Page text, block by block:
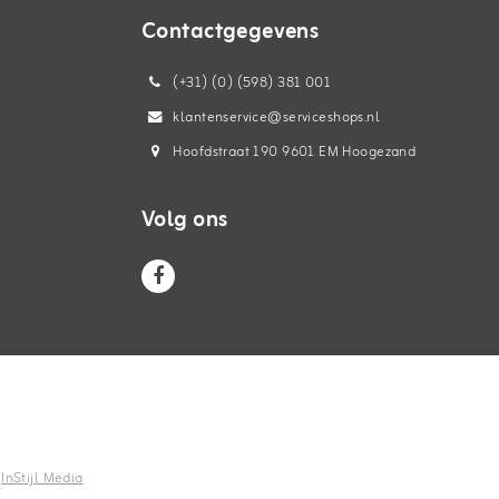
Contactgegevens
(+31) (0) (598) 381 001
klantenservice@serviceshops.nl
Hoofdstraat 190 9601 EM Hoogezand
Volg ons
InStijl Media